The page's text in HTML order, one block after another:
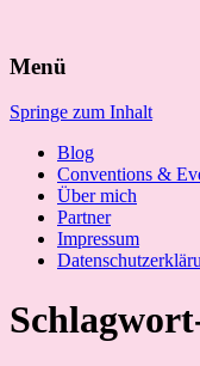
nach:
Menü
Springe zum Inhalt
Blog
Conventions &
Über mich
Partner
Impressum